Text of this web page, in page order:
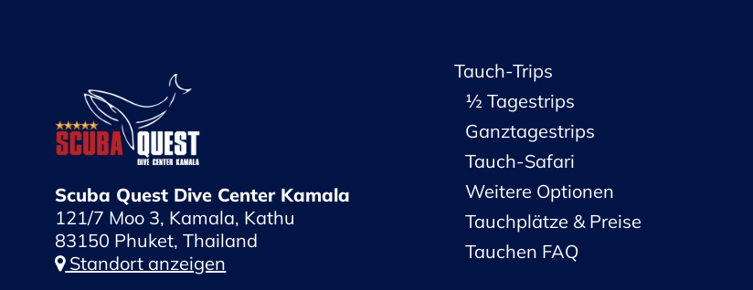
Scuba Quest Dive Center Kamala
121/7 Moo 3, Kamala, Kathu
83150 Phuket, Thailand
Standort anzeigen
Tauch-Trips
½ Tagestrips
Ganztagestrips
Tauch-Safari
Weitere Optionen
Tauchplätze & Preise
Tauchen FAQ